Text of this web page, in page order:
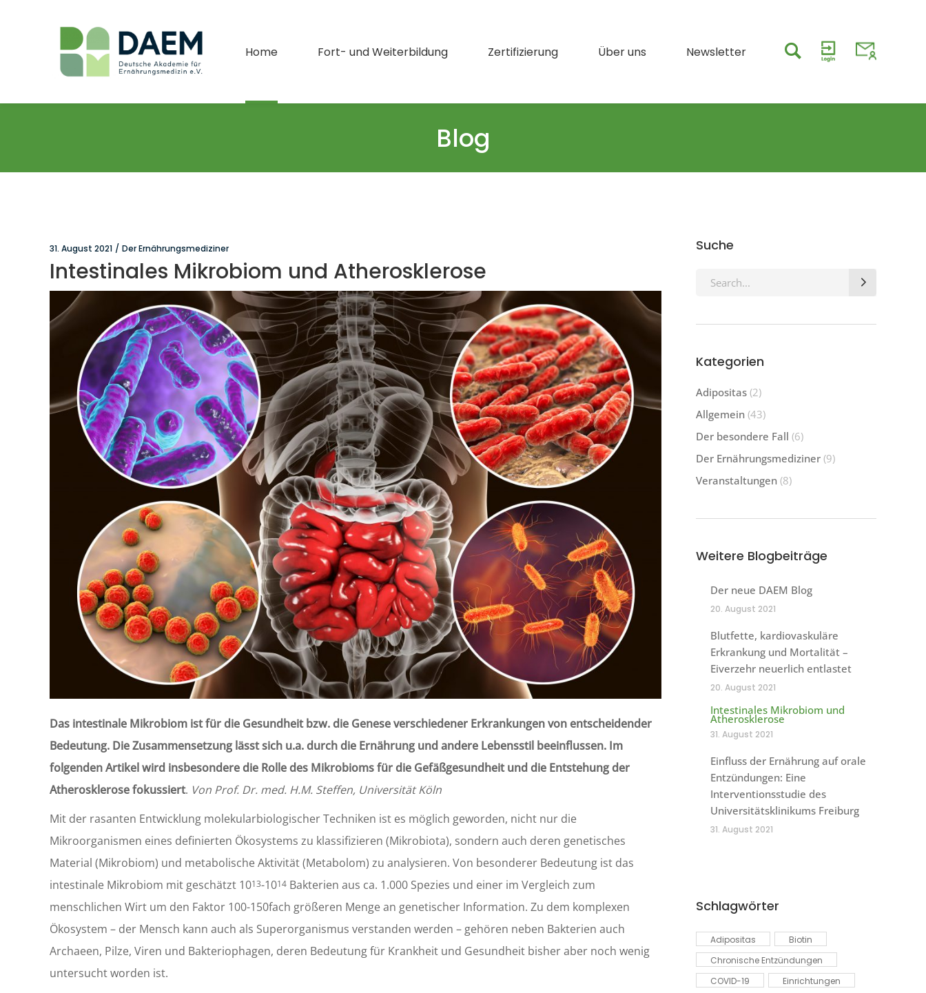
Home Fort- und Weiterbildung Zertifizierung Über uns Newsletter
Blog
31. August 2021 Der Ernährungsmediziner
Intestinales Mikrobiom und Atherosklerose
Das intestinale Mikrobiom ist für die Gesundheit bzw. die Genese verschiedener Erkrankungen von entscheidender
Bedeutung. Die Zusammensetzung lässt sich u.a. durch die Ernährung und andere Lebensstil beeinflussen. Im
folgenden Artikel wird insbesondere die Rolle des Mikrobioms für die Gefäßgesundheit und die Entstehung der
Atherosklerose fokussiert. Von Prof. Dr. med. H.M. Steffen, Universität Köln
Mit der rasanten Entwicklung molekularbiologischer Techniken ist es möglich geworden, nicht nur die
Mikroorganismen eines definierten Ökosystems zu klassifizieren (Mikrobiota), sondern auch deren genetisches
Material (Mikrobiom) und metabolische Aktivität (Metabolom) zu analysieren. Von besonderer Bedeutung ist das
intestinale Mikrobiom mit geschätzt 1013-1014 Bakterien aus ca. 1.000 Spezies und einer im Vergleich zum
menschlichen Wirt um den Faktor 100-150fach größeren Menge an genetischer Information. Zu dem komplexen
Ökosystem – der Mensch kann auch als Superorganismus verstanden werden – gehören neben Bakterien auch
Archaeen, Pilze, Viren und Bakteriophagen, deren Bedeutung für Krankheit und Gesundheit bisher aber noch wenig
untersucht worden ist.
Suche
Search
Kategorien
Adipositas(2)
Allgemein(43)
Der besondere Fall (6)
Der Ernährungsmediziner(9)
Veranstaltungen(8)
Weitere Blogbeiträge
Der neue DAEM Blog
20. August 2021
Blutfette, kardiovaskuläre
Erkrankung und Mortalität –
Eiverzehr neuerlich entlastet
20. August 2021
Intestinales Mikrobiom und
Atherosklerose
31. August 2021
Einfluss der Ernährung auf orale
Entzündungen: Eine
Interventionsstudie des
Universitätsklinikums Freiburg
31. August 2021
Schlagwörter
Adipositas
Biotin
Chronische Entzündungen
COVID-19
Einrichtungen